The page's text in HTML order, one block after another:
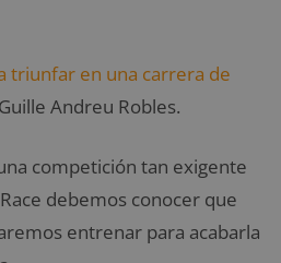
triunfar en una carrera de
Andreu Robles.
competición tan exigente
debemos conocer que
entrenar para acabarla